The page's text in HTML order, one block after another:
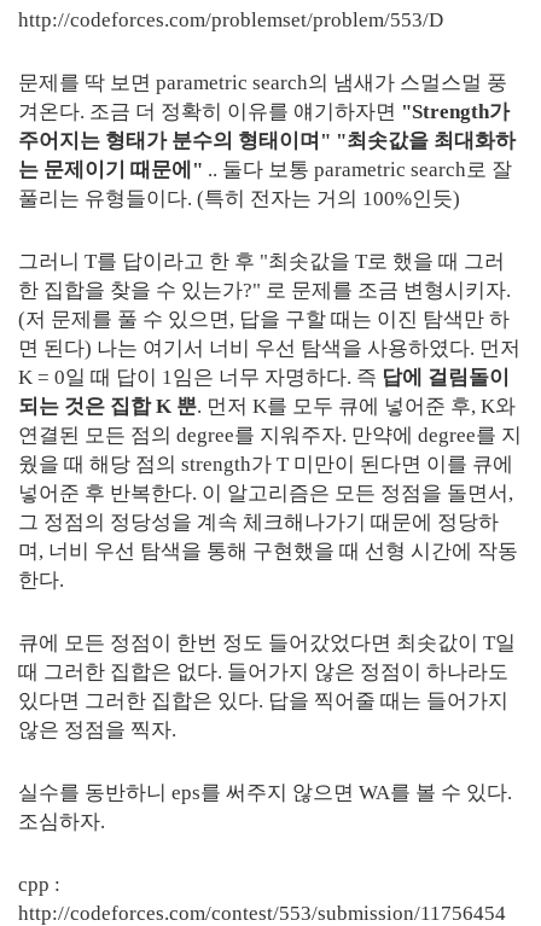
http://codeforces.com/problemset/problem/553/D
문제를 딱 보면 parametric search의 냄새가 스멀스멀 풍
겨온다. 조금 더 정확히 이유를 얘기하자면 "Strength가
주어지는 형태가 분수의 형태이며" "최솟값을 최대화하
는 문제이기 때문에" .. 둘다 보통 parametric search로 잘
풀리는 유형들이다. (특히 전자는 거의 100%인듯)
그러니 T를 답이라고 한 후 "최솟값을 T로 했을 때 그러
한 집합을 찾을 수 있는가?" 로 문제를 조금 변형시키자.
(저 문제를 풀 수 있으면, 답을 구할 때는 이진 탐색만 하
면 된다) 나는 여기서 너비 우선 탐색을 사용하였다. 먼저
K = 0일 때 답이 1임은 너무 자명하다. 즉 답에 걸림돌이
되는 것은 집합 K 뿐. 먼저 K를 모두 큐에 넣어준 후, K와
연결된 모든 점의 degree를 지워주자. 만약에 degree를 지
웠을 때 해당 점의 strength가 T 미만이 된다면 이를 큐에
넣어준 후 반복한다. 이 알고리즘은 모든 정점을 돌면서,
그 정점의 정당성을 계속 체크해나가기 때문에 정당하
며, 너비 우선 탐색을 통해 구현했을 때 선형 시간에 작동
한다.
큐에 모든 정점이 한번 정도 들어갔었다면 최솟값이 T일
때 그러한 집합은 없다. 들어가지 않은 정점이 하나라도
있다면 그러한 집합은 있다. 답을 찍어줄 때는 들어가지
않은 정점을 찍자.
실수를 동반하니 eps를 써주지 않으면 WA를 볼 수 있다.
조심하자.
cpp :
http://codeforces.com/contest/553/submission/11756454